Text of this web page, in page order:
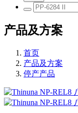
产品及方案
首页
产品及方案
停产产品